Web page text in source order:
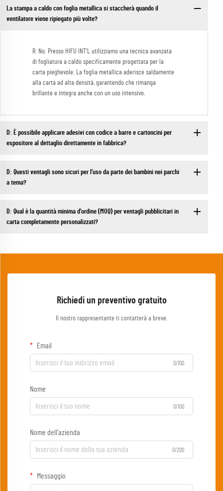
La stampa a caldo con foglia metallica si staccherà quando il
ventilatore viene ripiegato più volte?
R: No. Presso HIFU INT'L utilizziamo una tecnica avanzata
di fogliatura a caldo specificamente progettata per la
carta pieghevole. La foglia metallica aderisce saldamente
alla carta ad alta densità, garantendo che rimanga
brillante e integra anche con un uso intensivo.
D: È possibile applicare adesivi con codice a barre e cartoncini per
espositore al dettaglio direttamente in fabbrica?
D: Questi ventagli sono sicuri per l’uso da parte dei bambini nei parchi
a tema?
D: Qual è la quantità minima d'ordine (MOQ) per ventagli pubblicitari in
carta completamente personalizzati?
Richiedi un preventivo gratuito
Il nostro rappresentante ti contatterà a breve.
Email
0/100
Nome
0/100
Nome dell'azienda
0/200
Messaggio